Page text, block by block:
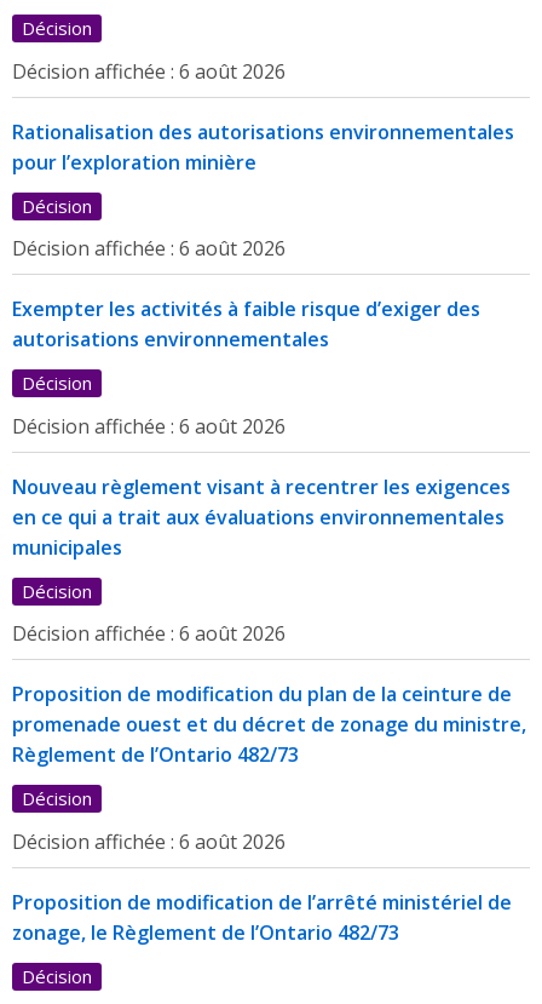
Décision
Décision affichée : 6 août 2026
Rationalisation des autorisations environnementales
pour l’exploration minière
Décision
Décision affichée : 6 août 2026
Exempter les activités à faible risque d’exiger des
autorisations environnementales
Décision
Décision affichée : 6 août 2026
Nouveau règlement visant à recentrer les exigences
en ce qui a trait aux évaluations environnementales
municipales
Décision
Décision affichée : 6 août 2026
Proposition de modification du plan de la ceinture de
promenade ouest et du décret de zonage du ministre,
Règlement de l’Ontario 482/73
Décision
Décision affichée : 6 août 2026
Proposition de modification de l’arrêté ministériel de
zonage, le Règlement de l’Ontario 482/73
Décision